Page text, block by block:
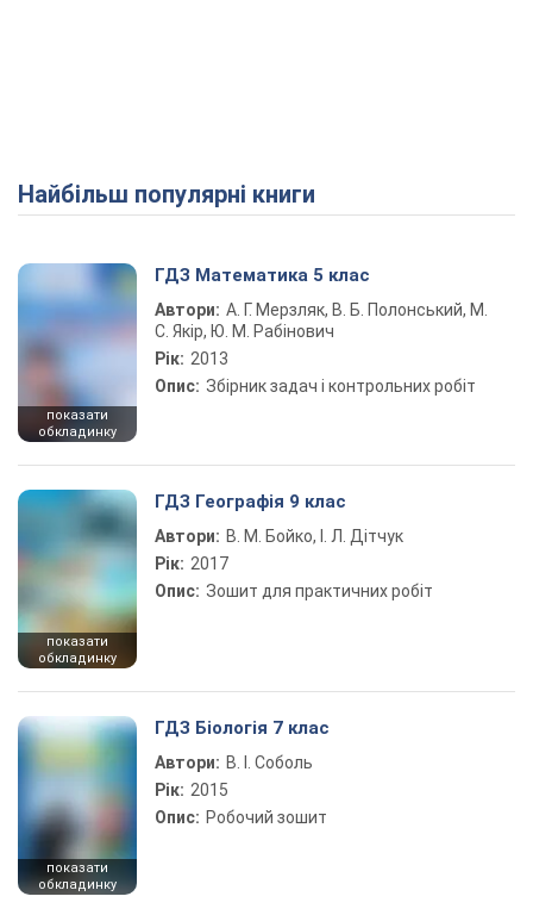
Найбільш популярні книги
показати
обкладинку
ГДЗ Математика 5 клас
Автори: А. Г. Мерзляк, В. Б. Полонський, М.
С. Якір, Ю. М. Рабінович
Рік: 2013
Опис: Збірник задач і контрольних робіт
показати
обкладинку
ГДЗ Географія 9 клас
Автори: В. М. Бойко, І. Л. Дітчук
Рік: 2017
Опис: Зошит для практичних робіт
показати
обкладинку
ГДЗ Біологія 7 клас
Автори: В. І. Соболь
Рік: 2015
Опис: Робочий зошит